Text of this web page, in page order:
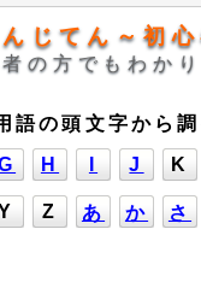
じてん～初
の方でもわか
語の頭文字から
H J K
Z あ か さ